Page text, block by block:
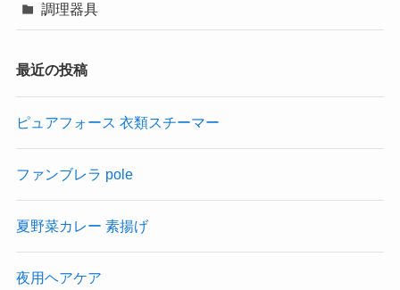
調理器具
最近の投稿
ピュアフォース 衣類スチーマー
ファンブレラ pole
夏野菜カレー 素揚げ
夜用ヘアケア